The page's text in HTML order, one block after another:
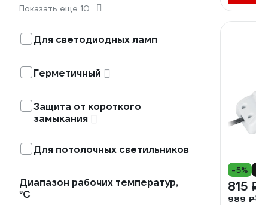
Показать еще 10
Для светодиодных ламп
Герметичный
Защита от короткого
замыкания
Для потолочных светильников
Диапазон рабочих температур,
°С
-5%
815
989 ₽